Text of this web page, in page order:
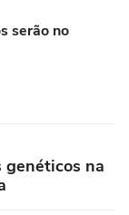
serão no
genéticos na